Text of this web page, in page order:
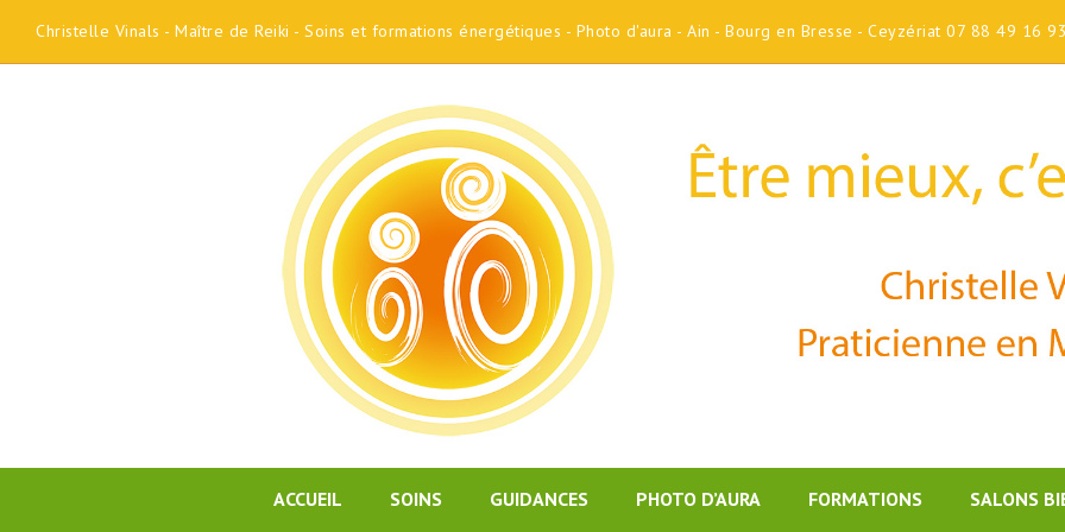
Christelle Vinals - Maître de Reiki - Soins et formations énergétiques - Photo d'aura - Ain - Bourg en Bresse - Ceyzériat 07 88 49 16 93
ACCUEIL SOINS GUIDANCES PHOTO D’AURA FORMATIONS SALONS